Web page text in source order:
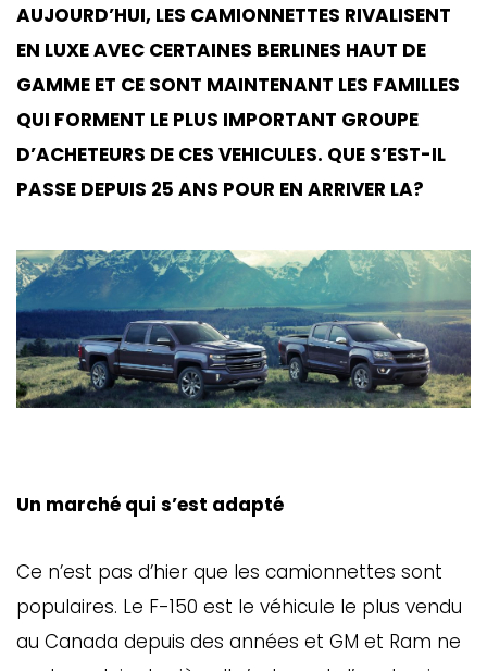
AUJOURD’HUI, LES CAMIONNETTES RIVALISENT
EN LUXE AVEC CERTAINES BERLINES HAUT DE
GAMME ET CE SONT MAINTENANT LES FAMILLES
QUI FORMENT LE PLUS IMPORTANT GROUPE
D’ACHETEURS DE CES VEHICULES. QUE S’EST-IL
PASSE DEPUIS 25 ANS POUR EN ARRIVER LA?
Un marché qui s’est adapté
Ce n’est pas d’hier que les camionnettes sont
populaires. Le F-150 est le véhicule le plus vendu
au Canada depuis des années et GM et Ram ne